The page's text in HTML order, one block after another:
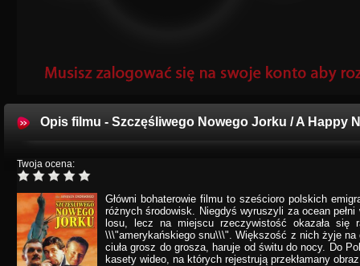
Opis filmu - Szczęśliwego Nowego Jorku / A Happy
Twoja ocena:
Główni bohaterowie filmu to sześcioro polskich
różnych środowisk. Niegdyś wyruszyli za ocean pełni
losu, lecz na miejscu rzeczywistość okazała się
\\\"amerykańskiego snu\\\". Większość z nich żyje na
ciuła grosz do grosza, haruje od świtu do nocy. Do
kasety wideo, na których rejestrują przekłamany